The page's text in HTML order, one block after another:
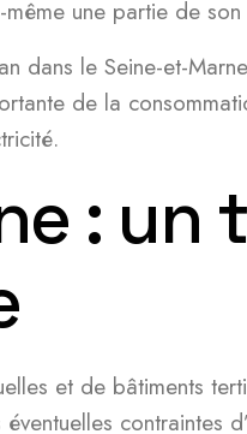
une partie de
dans le Seine-et-
de la
: un
et de bâtiments
contraintes